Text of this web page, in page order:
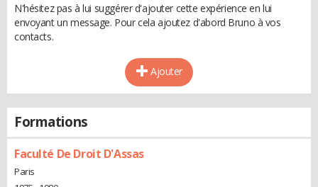
N'hésitez pas à lui suggérer d'ajouter cette expérience en lui
envoyant un message. Pour cela ajoutez d'abord Bruno à vos
contacts.
Ajouter
Formations
Faculté De Droit D'Assas
Paris